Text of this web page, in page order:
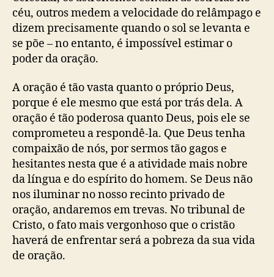
céu, outros medem a velocidade do relâmpago e
dizem precisamente quando o sol se levanta e
se põe – no entanto, é impossível estimar o
poder da oração.
A oração é tão vasta quanto o próprio Deus,
porque é ele mesmo que está por trás dela. A
oração é tão poderosa quanto Deus, pois ele se
comprometeu a respondê-la. Que Deus tenha
compaixão de nós, por sermos tão gagos e
hesitantes nesta que é a atividade mais nobre
da língua e do espírito do homem. Se Deus não
nos iluminar no nosso recinto privado de
oração, andaremos em trevas. No tribunal de
Cristo, o fato mais vergonhoso que o cristão
haverá de enfrentar será a pobreza da sua vida
de oração.